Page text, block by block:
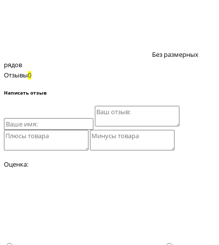
Без размерных
рядов
Отзывы0
Написать отзыв
Оценка: